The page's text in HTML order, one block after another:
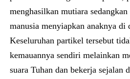
menghasilkan mutiara
manusia menyiapkan anaknya di
Keseluruhan partikel tersebut
kemauannya sendiri melainkan
suara Tuhan dan bekerja sejalan